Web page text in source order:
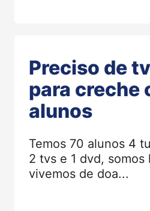
Preciso de
para creche
alunos
Temos 70 alunos 4
2 tvs e 1 dvd, somos
vivemos de doa...